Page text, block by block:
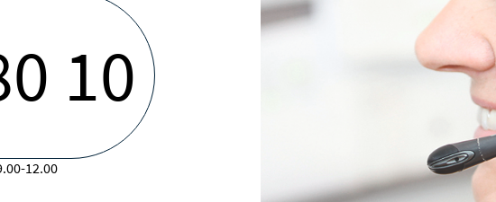
10
12.00